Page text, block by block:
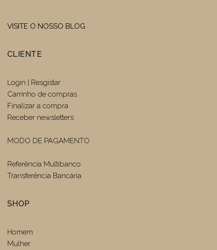
VISITE O NOSSO BLOG
CLIENTE
Login | Resgistar
Carrinho de compras
Finalizar a compra
Receber newsletters
MODO DE PAGAMENTO
Referência Multibanco
Transferência Bancária
SHOP
Homem
Mulher